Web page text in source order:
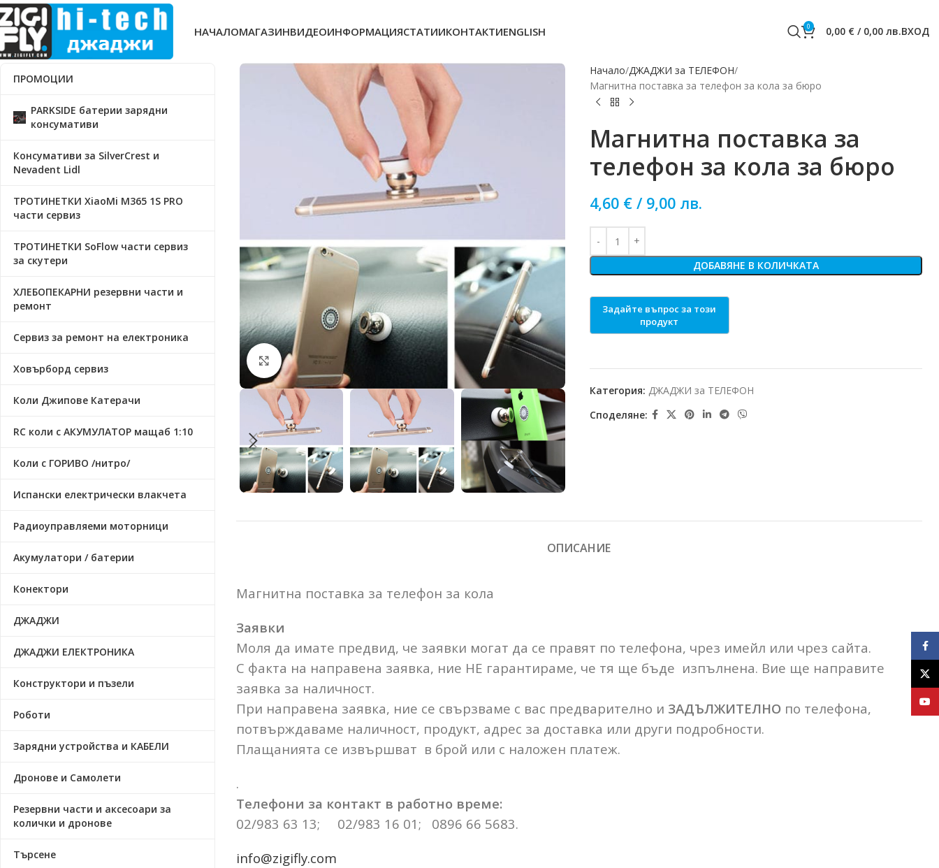
НАЧАЛОМАГАЗИНВИДЕОИНФОРМАЦИЯСТАТИИКОНТАКТИENGLISH 0 0,00 € / 0,00 лв.ВХОД
ПРОМОЦИИ
PARKSIDE батерии зарядни
консумативи
Консумативи за SilverCrest и
Nevadent Lidl
ТРОТИНЕТКИ XiaoMi M365 1S PRO
части сервиз
ТРОТИНЕТКИ SoFlow части сервиз
за скутери
ХЛЕБОПЕКАРНИ резервни части и
ремонт
Сервиз за ремонт на електроника
Ховърборд сервиз
Коли Джипове Катерачи
RC коли с АКУМУЛАТОР мащаб 1:10
Коли с ГОРИВО /нитро/
Испански електрически влакчета
Радиоуправляеми моторници
Акумулатори / батерии
Конектори
ДЖАДЖИ
ДЖАДЖИ ЕЛЕКТРОНИКА
Конструктори и пъзели
Роботи
Зарядни устройства и КАБЕЛИ
Дронове и Самолети
Резервни части и аксесоари за
колички и дронове
Търсене
Click to enlarge
Начало ДЖАДЖИ за ТЕЛЕФОН
Магнитна поставка за телефон за кола за бюро
Магнитна поставка за
телефон за кола за бюро
4,60 € / 9,00 лв.
ДОБАВЯНЕ В КОЛИЧКАТА
Категория: ДЖАДЖИ за ТЕЛЕФОН
Споделяне:
ОПИСАНИЕ
Магнитна поставка за телефон за кола
Заявки
Моля да имате предвид, че заявки могат да се правят по телефона, чрез имейл или чрез сайта.
С факта на направена заявка, ние НЕ гарантираме, че тя ще бъде изпълнена. Вие ще направите
заявка за наличност.
При направена заявка, ние се свързваме с вас предварително и ЗАДЪЛЖИТЕЛНОпо телефона,
потвърждаваме наличност, продукт, адрес за доставка или други подробности.
Плащанията се извършват в брой или с наложен платеж.
.
Телефони за контакт в работно време:
02/983 63 13; 02/983 16 01; 0896 66 5683.
info@zigifly.com